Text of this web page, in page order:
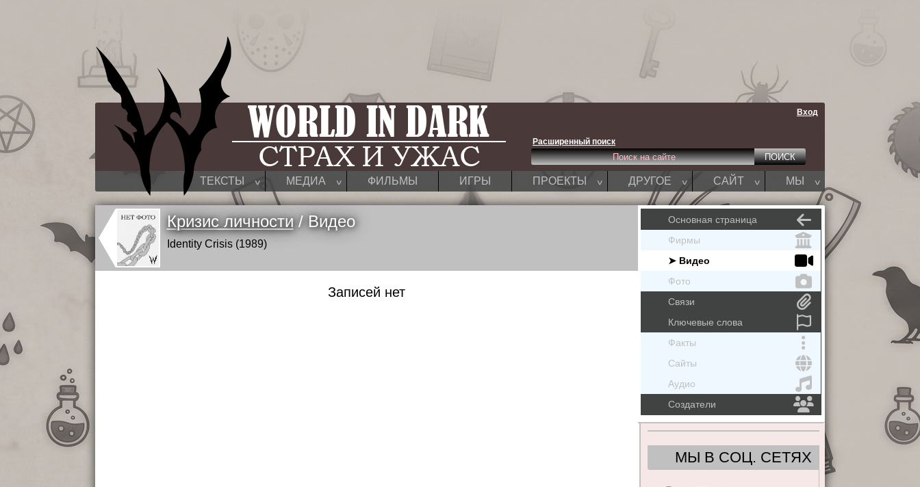
Вход
Расширенный поиск
ТЕКСТЫ ^ МЕДИА ^ ФИЛЬМЫ ИГРЫ ПРОЕКТЫ ^ ДРУГОЕ ^ САЙТ ^ МЫ ^
Кризис личности/ Видео
Identity Crisis (1989)
Записей нет
Основная страница
Фирмы
➤ Видео
Фото
Связи
Ключевые слова
Факты
Сайты
Аудио
Создатели
МЫ В СОЦ. СЕТЯХ